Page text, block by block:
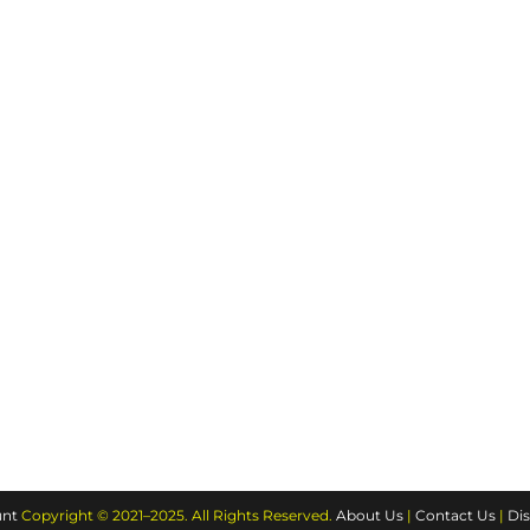
Copyright © 2021–2025. All Rights Reserved. About Us| Contact Us|